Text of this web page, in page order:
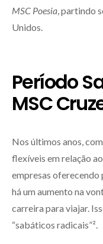
MSC Poesia , partindo
Unidos.
Período
MSC
Nos últimos anos,
flexíveis em relação
empresas
há um aumento na
carreira para viajar.
“sabáticos radicais”².